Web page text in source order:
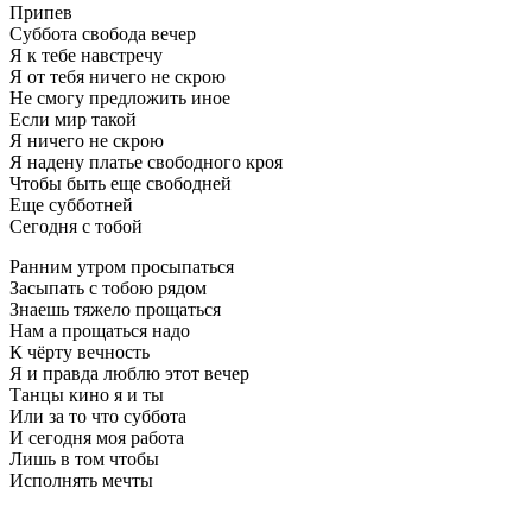
Припев
Суббота свобода вечер
Я к тебе навстречу
Я от тебя ничего не скрою
Не смогу предложить иное
Если мир такой
Я ничего не скрою
Я надену платье свободного кроя
Чтобы быть еще свободней
Еще субботней
Сегодня с тобой
Ранним утром просыпаться
Засыпать с тобою рядом
Знаешь тяжело прощаться
Нам а прощаться надо
К чёрту вечность
Я и правда люблю этот вечер
Танцы кино я и ты
Или за то что суббота
И сегодня моя работа
Лишь в том чтобы
Исполнять мечты